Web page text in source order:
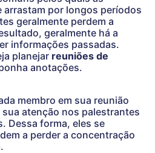
arrastam por longos períodos
geralmente perdem a
geralmente há a
informações passadas.
planejar reuniões de
anotações.
membro em sua reunião
atenção nos palestrantes
Dessa forma, eles se
a perder a concentração